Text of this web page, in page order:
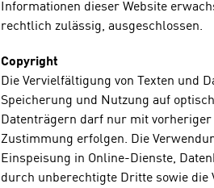
Informationen dieser Website
rechtlich zulässig, ausgeschlossen.
Copyright
Die Vervielfältigung von Texten und
Speicherung und Nutzung auf
Datenträgern darf nur mit
Zustimmung erfolgen. Die
Einspeisung in Online-Dienste,
durch unberechtigte Dritte sowie die